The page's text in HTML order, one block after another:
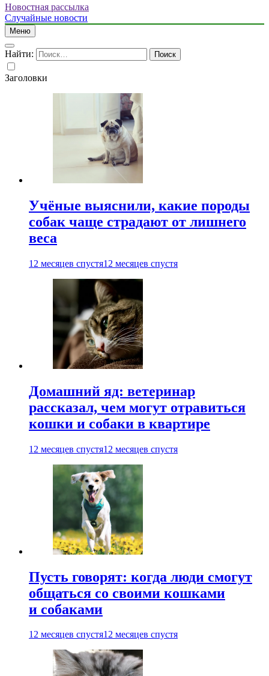
Новостная рассылка
Случайные новости
Меню
Найти:
Заголовки
Учёные выяснили, какие породы
собак чаще страдают от лишнего
веса
12 месяцев спустя12 месяцев спустя
Домашний яд: ветеринар
рассказал, чем могут отравиться
кошки и собаки в квартире
12 месяцев спустя12 месяцев спустя
Пусть говорят: когда люди смогут
общаться со своими кошками
и собаками
12 месяцев спустя12 месяцев спустя